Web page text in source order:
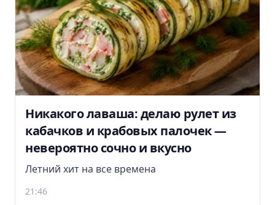
Никакого лаваша: делаю рулет из
кабачков и крабовых палочек —
невероятно сочно и вкусно
Летний хит на все времена
21:46